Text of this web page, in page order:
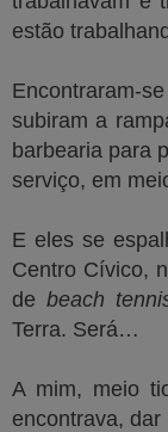
estão
Encontraram-
subiram a
barbearia para
serviço, em
E eles se
Centro Cívico,
de beach
Terra. Será…
A mim, meio
encontrava,